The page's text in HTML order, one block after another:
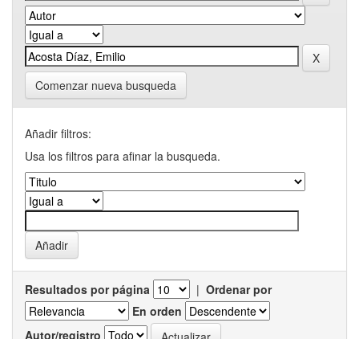
Comenzar nueva busqueda
Añadir filtros:
Usa los filtros para afinar la busqueda.
Resultados por página | Ordenar por
En orden
Autor/registro